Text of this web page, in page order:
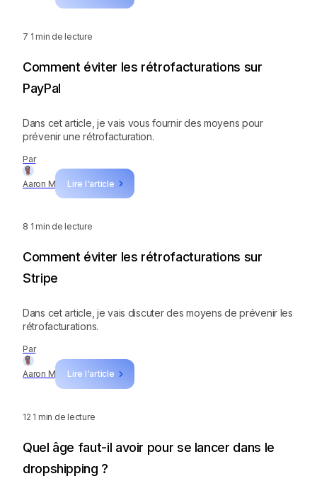
7 1 min de lecture
Par
Aaron M Lire l'article
Comment éviter les rétrofacturations sur
PayPal
Dans cet article, je vais vous fournir des moyens pour
prévenir une rétrofacturation.
8 1 min de lecture
Par
Aaron M Lire l'article
Comment éviter les rétrofacturations sur
Stripe
Dans cet article, je vais discuter des moyens de prévenir les
rétrofacturations.
12 1 min de lecture
Quel âge faut-il avoir pour se lancer dans le
dropshipping ?